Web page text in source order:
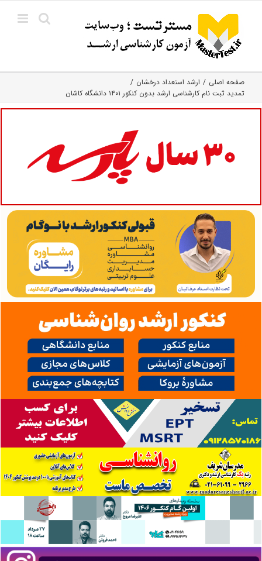
content
صفحه اصلی
ارشد استعداد درخشان
تمدید ثبت نام کارشناسی ارشد بدون کنکور ۱۴۰۱ دانشگاه کاشان